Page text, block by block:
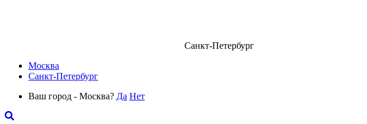
Санкт-Петербург
Москва
Санкт-Петербург
Ваш город - Москва? Да Нет